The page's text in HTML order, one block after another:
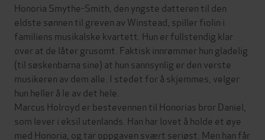
Honoria Smythe-Smith, den yngste datteren til den
eldste sønnen til greven av Winstead, spiller fiolin i
familiens musikalske kvartett. Hun er fullstendig klar
over at de låter grusomt. Faktisk innrømmer hun gladelig
(til søskenbarna sine) at hun sannsynlig er den verste
musikeren av dem alle. I stedet for å skjemmes, velger
hun heller å le av det hele.
Marcus Holroyd er bestevennen til Honorias bror Daniel,
som lever i eksil utenlands. Han har lovet å holde et øye
med Honoria, og tar oppgaven svært seriøst. Men han får